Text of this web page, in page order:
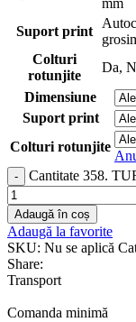
Suport print
Colturi
rotunjite
Da,
Dimensiune
Suport print
Colturi rotunjite
Cantitate 358.
Adaugă în coș
Adaugă la favorite
SKU: Nu se aplică
Share:
Transport
Comanda minimă